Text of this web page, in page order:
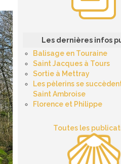
Les dernières infos
Balisage en Touraine
Saint Jacques à Tours
Sortie à Mettray
Les pèlerins se
Saint Ambroise
Florence et Philippe
Toutes les